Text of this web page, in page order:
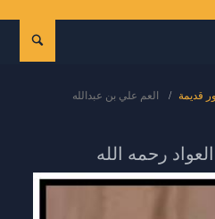
قديمة
العم علي بن عبدالله
رحمه الله